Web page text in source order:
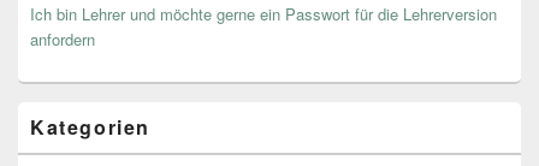
Ich bin Lehrer und möchte gerne ein Passwort für die Lehrerversion
anfordern
Kategorien